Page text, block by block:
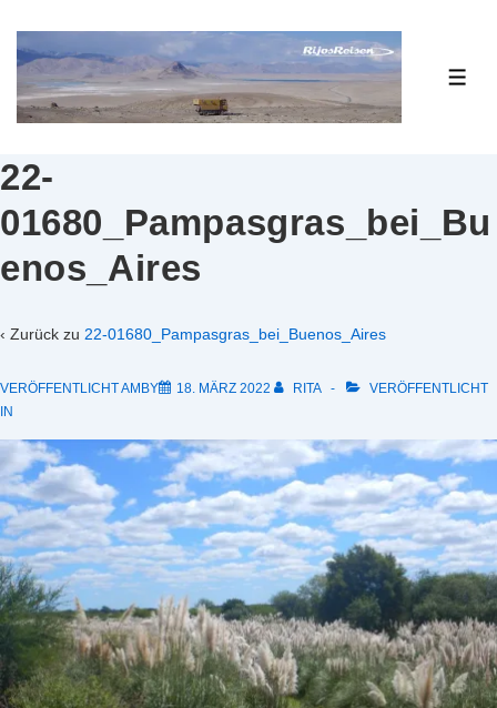
Zum
Inhalt
22-
01680_Pampasgras_bei_Bu
enos_Aires
‹ Zurück zu 22-01680_Pampasgras_bei_Buenos_Aires
VERÖFFENTLICHT AMBY 18. MÄRZ 2022 RITA
VERÖFFENTLICHT
IN